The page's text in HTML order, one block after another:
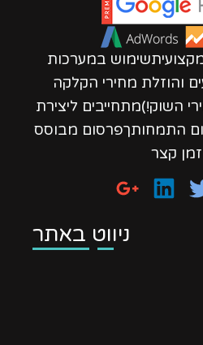
במערכות
והוזלת מחירי הקלקה
ממחירי השוק!)מתחייבים ליצירת
התמחותךפרסום מבוסס
קצר
ניווט באתר